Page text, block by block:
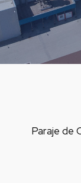
Paraje de